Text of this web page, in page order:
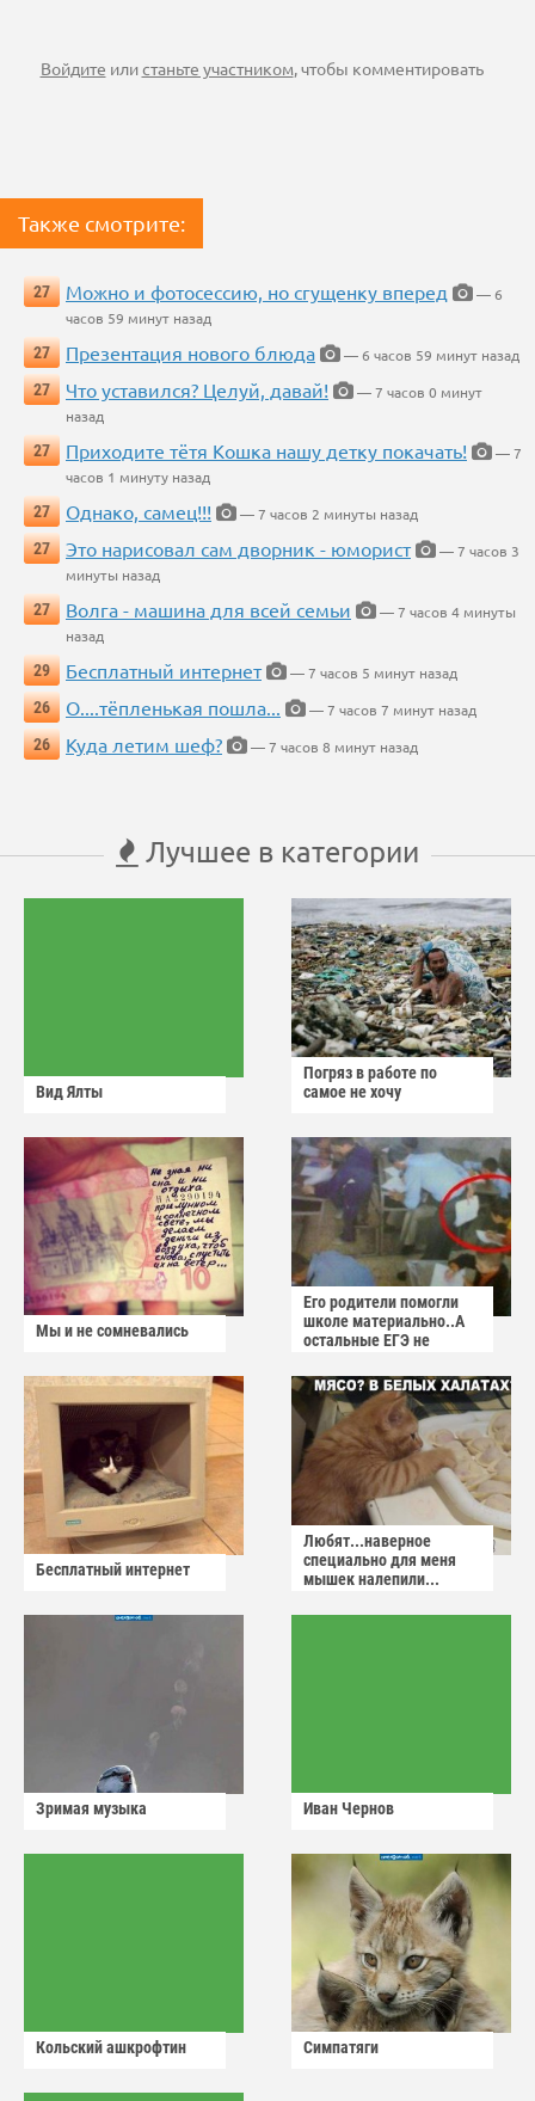
Войдите илистаньте участником, чтобы комментировать
Также смотрите:
27 Можно и фотосессию, но сгущенку вперед
— 6
часов 59 минут назад
27
Презентация нового блюда
— 6 часов 59 минут назад
27
Что уставился? Целуй, давай!
— 7 часов 0 минут
назад
27
Приходите тётя Кошка нашу детку покачать!
— 7
часов 1 минуту назад
27
Однако, самец!!!
— 7 часов 2 минуты назад
27
Это нарисовал сам дворник - юморист
— 7 часов 3
минуты назад
27
Волга - машина для всей семьи
— 7 часов 4 минуты
назад
29
Бесплатный интернет
— 7 часов 5 минут назад
26
О....тёпленькая пошла...
— 7 часов 7 минут назад
26
Куда летим шеф? — 7 часов 8 минут назад
Лучшее в категории
Вид Ялты
Погряз в работе по
самое не хочу
Мы и не сомневались
Его родители помогли
школе материально..А
остальные ЕГЭ не
Бесплатный интернет
Любят...наверное
специально для меня
мышек налепили...
Зримая музыка Иван Чернов
Кольский ашкрофтин Симпатяги